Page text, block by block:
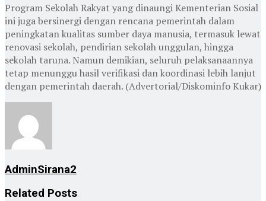
Program Sekolah Rakyat yang dinaungi Kementerian Sosial
ini juga bersinergi dengan rencana pemerintah dalam
peningkatan kualitas sumber daya manusia, termasuk lewat
renovasi sekolah, pendirian sekolah unggulan, hingga
sekolah taruna. Namun demikian, seluruh pelaksanaannya
tetap menunggu hasil verifikasi dan koordinasi lebih lanjut
dengan pemerintah daerah. (Advertorial/Diskominfo Kukar)
AdminSirana2
Related Posts